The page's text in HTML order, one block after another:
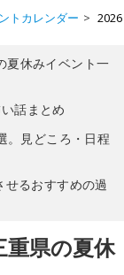
トカレンダー
夏休みイベント一
話まとめ
。見どころ・日程
せるおすすめの過
県の夏休